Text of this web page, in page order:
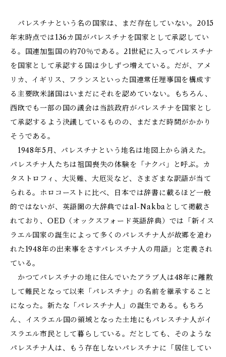
パレスチナという名の国家は、まだ存在していない。2015
年末時点では136カ国がパレスチナを国家として承認してい
る。国連加盟国の約70％である。21世紀に入ってパレスチナ
を国家として承認する国は少しずつ増えている。だが、アメ
リカ、イギリス、フランスといった国連常任理事国を構成す
る主要欧米諸国はいまだにそれを認めていない。もちろん、
西欧でも一部の国の議会は当該政府がパレスチナを国家とし
て承認するよう決議しているものの、まだまだ時間がかかり
そうである。
1948年5月、パレスチナという地名は地図上から消えた。
パレスチナ人たちは祖国喪失の体験を「ナクバ」と呼ぶ。カ
タストロフィ、大災難、大厄災など、さまざまな訳語が当て
られる。ホロコーストに比べ、日本では辞書に載るほど一般
的ではないが、英語圏の大辞典ではal-Nakbaとして掲載さ
れており、OED（オックスフォード英語辞典）では「新イス
ラエル国家の誕生によって多くのパレスチナ人が故郷を追わ
れた1948年の出来事をさすパレスチナ人の用語」と定義され
ている。
かつてパレスチナの地に住んでいたアラブ人は48年に離散
して難民となって以来「パレスチナ」の名前を継承すること
になった。新たな「パレスチナ人」の誕生である。もちろ
ん、イスラエル国の領域となった土地にもパレスチナ人がイ
スラエル市民として暮らしている。だとしても、そのような
パレスチナ人は、もう存在しないパレスチナに「居住してい